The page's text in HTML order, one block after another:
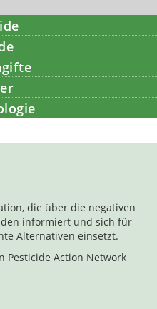
die über die negativen
informiert und sich für
Alternativen einsetzt.
Pesticide Action Network